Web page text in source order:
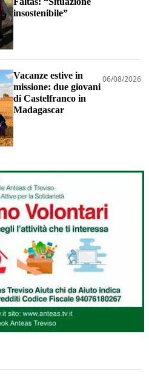
insostenibile”
Vacanze estive in
missione: due giovani
di Castelfranco in
Madagascar
06/08/2026